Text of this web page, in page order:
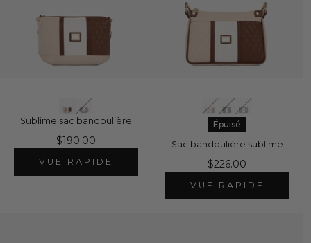
Sublime sac bandoulière
$190.00
VUE RAPIDE
Épuisé
Sac bandoulière sublime
$226.00
VUE RAPIDE